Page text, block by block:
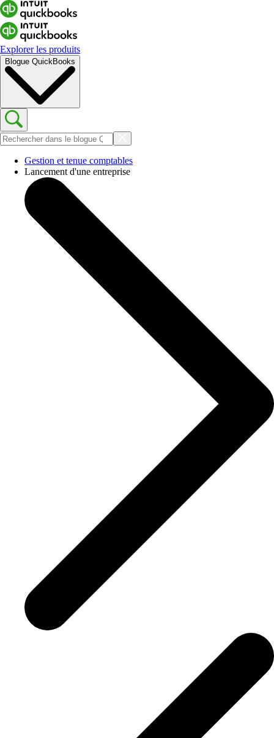
Explorer les produits
Blogue QuickBooks
Gestion et tenue comptables
Lancement d'une entreprise